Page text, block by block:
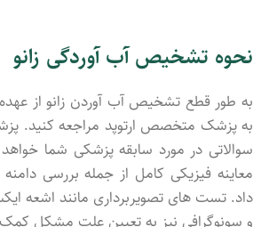
نحوه تشخیص آب آوردگی زانو
به طور قطع تشخیص آب آورد‌ن زانو از
به پزشک متخصص ارتوپد مراجعه کنید.
سوالاتی در مورد سابقه پزشکی شما
معاینه فیزیکی کامل از جمله بررسی
داد. تست های تصویربرداری مانند اشعه
و سونوگرافی نیز به تعیین علت مشکل